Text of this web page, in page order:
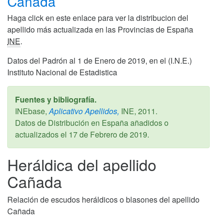
Haga click en este enlace para ver la distribucion del
apellido más actualizada en las Provincias de España
INE.
Datos del Padrón al 1 de Enero de 2019, en el (I.N.E.)
Instituto Nacional de Estadistica
Fuentes y bibliografía.
INEbase, Aplicativo Apellidos, INE, 2011.
Datos de Distribución en España añadidos o
actualizados el 17 de Febrero de 2019.
Heráldica del apellido
Cañada
Relación de escudos heráldicos o blasones del apellido
Cañada